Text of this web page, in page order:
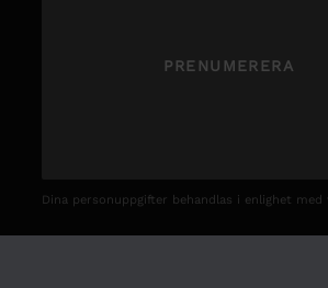
PRENUMERERA
Dina personuppgifter behandlas i enlighet med